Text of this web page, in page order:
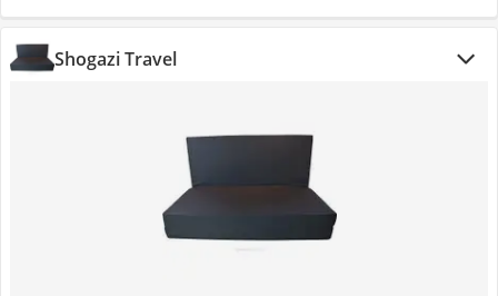
Shogazi Travel